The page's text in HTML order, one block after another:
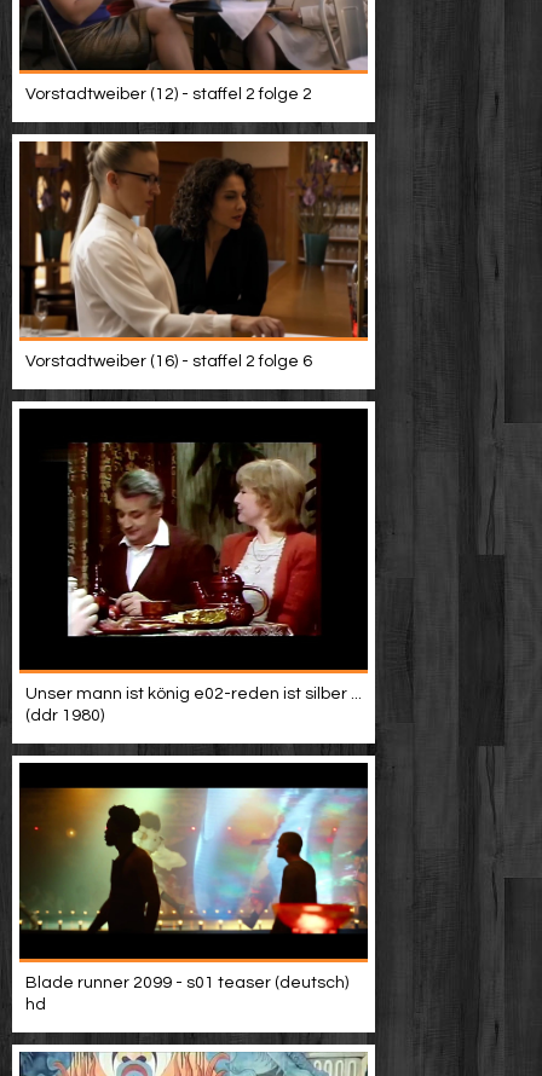
Vorstadtweiber (12) - staffel 2 folge 2
Vorstadtweiber (16) - staffel 2 folge 6
Unser mann ist könig e02-reden ist silber ...
(ddr 1980)
Blade runner 2099 - s01 teaser (deutsch)
hd